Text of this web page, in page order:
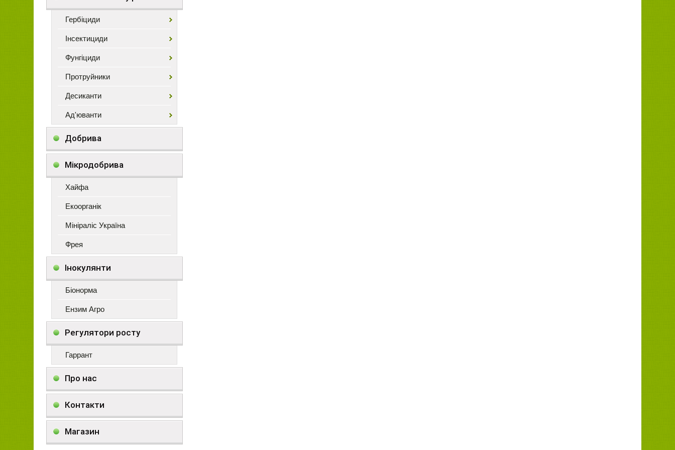
Гербіциди
Інсектициди
Фунгіциди
Протруйники
Десиканти
Ад'юванти
Добрива
Мікродобрива
Хайфа
Екоорганік
Мініраліс Україна
Фрея
Інокулянти
Біонорма
Ензим Агро
Регулятори росту
Гаррант
Про нас
Контакти
Магазин